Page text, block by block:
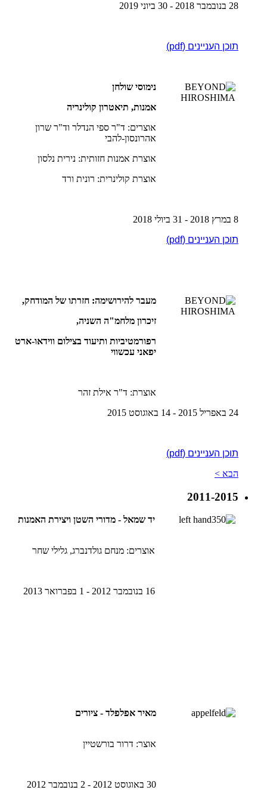
28 בנובמבר 2018 - 30 ביוני 2019
תוכן העניינים (pdf)
נימוסי שולחן
אמנות, תיאטרון קולינריה
אוצרים: ד"ר ספי הנדלר וד"ר שרון
אהרונסון-להבי
אוצרת אמנות חזותית: נירית נלסון
אוצרת קולינרית: רונית ורד
8 במרץ 2018 - 31 ביולי 2018
תוכן העניינים (pdf)
מעבר להירושימה: חזרתו של המודחק,
זיכרון מלחמ"ה השניה,
רפורמטיביות ותיעוד בצילום ווידאו-ארט
יפאני עכשווי
אוצרת: ד"ר אילת זהר
24 באפריל 2015 - 14 באוגוסט 2015
תוכן העניינים (pdf)
הבא >
2011-2015
יד שמאל - מדורי השטן ויצירת האמנות
אוצרים: מנחם גולדנברג, גלילי שחר
16 בנובמבר 2012 - 1 בפברואר 2013
מאיר אפלפלד - ציורים
אוצר: דרור בורשטיין
30 באוגוסט 2012 - 2 בנובמבר 2012